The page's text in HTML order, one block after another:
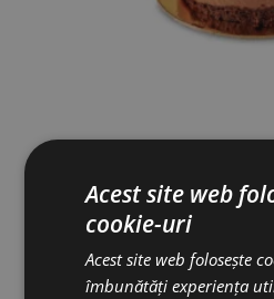
Acest site web
cookie-uri
Acest site web folosește
îmbunătăți experiența